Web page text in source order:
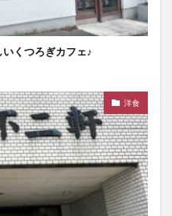
くつろぎカフェ♪
洋食